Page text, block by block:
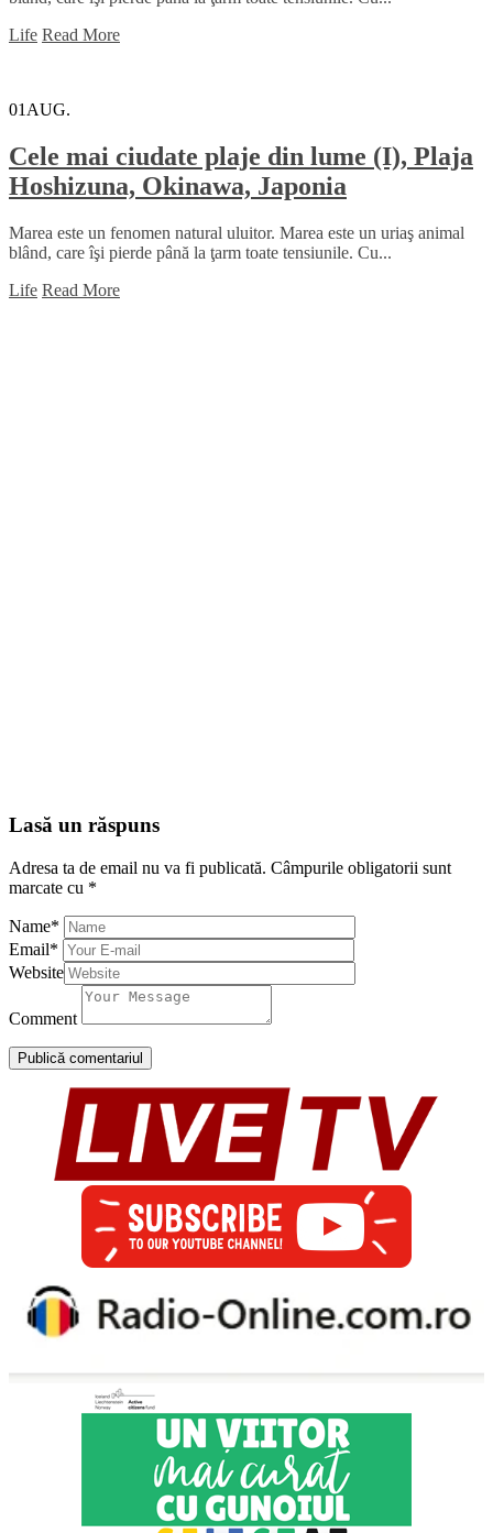
Life Read More
01 AUG.
Cele mai ciudate plaje din lume (I), Plaja
Hoshizuna, Okinawa, Japonia
Marea este un fenomen natural uluitor. Marea este un uriaş animal
blând, care îşi pierde până la ţarm toate tensiunile. Cu...
Life Read More
Lasă un răspuns
Adresa ta de email nu va fi publicată. Câmpurile obligatorii sunt
marcate cu *
Name*
Email*
Website
Comment